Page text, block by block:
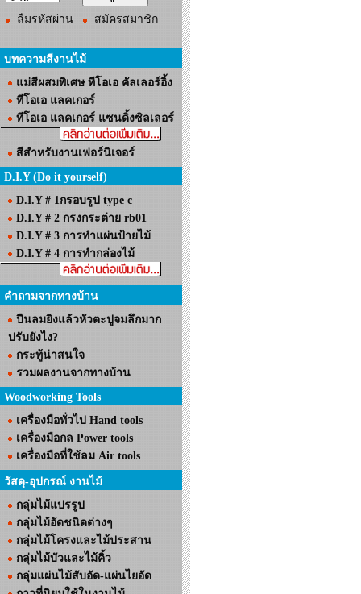
ลืมรหัสผ่าน สมัครสมาชิก
บทความสีงานไม้
แม่สีผสมพิเศษ ทีโอเอ คัลเลอร์อิ้ง
ทีโอเอ แลคเกอร์
ทีโอเอ แลคเกอร์ แซนดิ้งซิลเลอร์
สีสำหรับงานเฟอร์นิเจอร์
D.I.Y (Do it yourself)
D.I.Y # 1กรอบรูป type c
D.I.Y # 2 กรงกระต่าย rb01
D.I.Y # 3 การทำแผ่นป้ายไม้
D.I.Y # 4 การทำกล่องไม้
คำถามจากทางบ้าน
ปืนลมยิงแล้วหัวตะปูจมลึกมาก
ปรับยังไง?
กระทู้น่าสนใจ
รวมผลงานจากทางบ้าน
Woodworking Tools
เครื่องมือทั่วไป Hand tools
เครื่องมือกล Power tools
เครื่องมือที่ใช้ลม Air tools
วัสดุ-อุปกรณ์ งานไม้
กลุ่มไม้แปรรูป
กลุ่มไม้อัดชนิดต่างๆ
กลุ่มไม้โครงและไม้ประสาน
กลุ่มไม้บัวและไม้คิ้ว
กลุ่มแผ่นไม้สับอัด-แผ่นไยอัด